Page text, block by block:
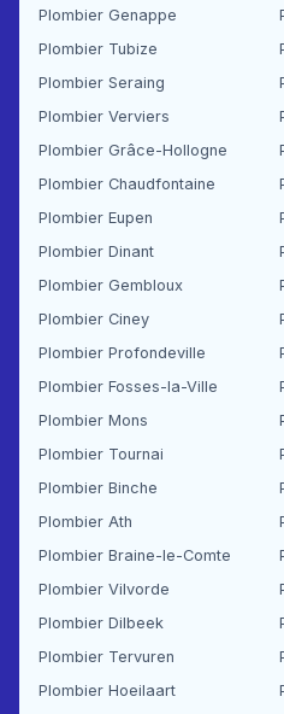
Plombier Genappe
Plombier Tubize
Plombier Seraing
Plombier Verviers
Plombier Grâce-Hollogne
Plombier Chaudfontaine
Plombier Eupen
Plombier Dinant
Plombier Gembloux
Plombier Ciney
Plombier Profondeville
Plombier Fosses-la-Ville
Plombier Mons
Plombier Tournai
Plombier Binche
Plombier Ath
Plombier Braine-le-Comte
Plombier Vilvorde
Plombier Dilbeek
Plombier Tervuren
Plombier Hoeilaart